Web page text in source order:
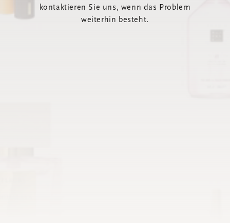
kontaktieren Sie uns, wenn das Problem
weiterhin besteht.